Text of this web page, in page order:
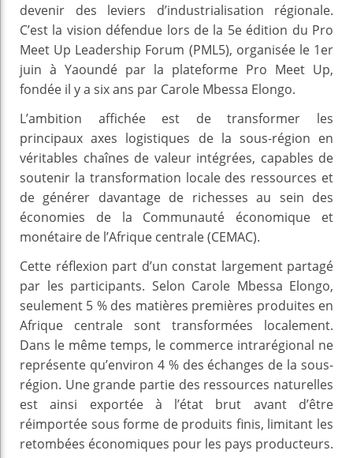
devenir des leviers d’industrialisation régionale.
C’est la vision défendue lors de la 5e édition du Pro
Meet Up Leadership Forum (PML5), organisée le 1er
juin à Yaoundé par la plateforme Pro Meet Up,
fondée il y a six ans par Carole Mbessa Elongo.
L’ambition affichée est de transformer les
principaux axes logistiques de la sous-région en
véritables chaînes de valeur intégrées, capables de
soutenir la transformation locale des ressources et
de générer davantage de richesses au sein des
économies de la Communauté économique et
monétaire de l’Afrique centrale (CEMAC).
Cette réflexion part d’un constat largement partagé
par les participants. Selon Carole Mbessa Elongo,
seulement 5 % des matières premières produites en
Afrique centrale sont transformées localement.
Dans le même temps, le commerce intrarégional ne
représente qu’environ 4 % des échanges de la sous-
région. Une grande partie des ressources naturelles
est ainsi exportée à l’état brut avant d’être
réimportée sous forme de produits finis, limitant les
retombées économiques pour les pays producteurs.